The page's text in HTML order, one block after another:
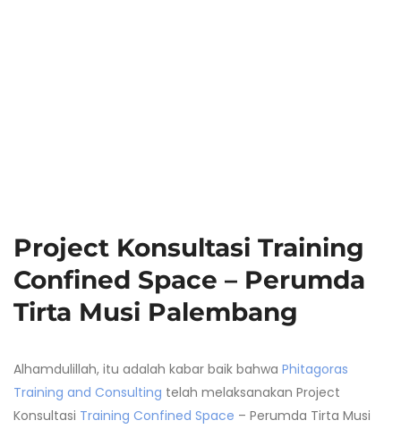
Project Konsultasi Training
Confined Space – Perumda
Tirta Musi Palembang
Alhamdulillah, itu adalah kabar baik bahwa Phitagoras
Training and Consulting telah melaksanakan Project
Konsultasi Training Confined Space – Perumda Tirta Musi